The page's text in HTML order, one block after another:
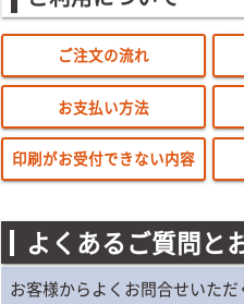
ご注文の流れ
お支払い方法
印刷がお受付できない内容
よくあるご質問と
お客様からよくお問合せいた